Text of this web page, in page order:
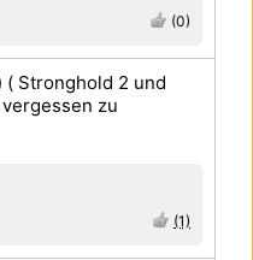
(0)
(1)
( Stronghold 2 und
zu